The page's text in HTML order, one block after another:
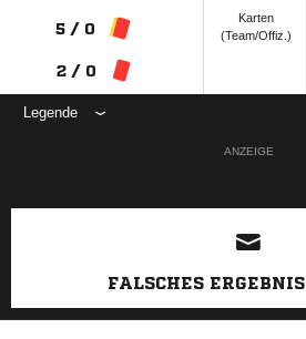
5 / 0
2 / 0
Karten
(Team/Offiz.)
Legende
ANZEIGE
FALSCHES